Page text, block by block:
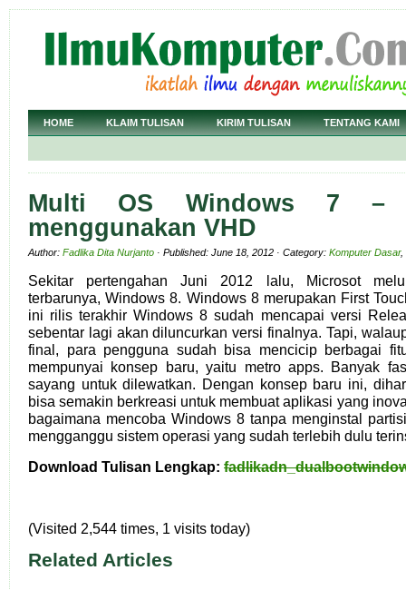
HOME KLAIM TULISAN KIRIM TULISAN TENTANG KAMI
Multi OS Windows 7 –
menggunakan VHD
Author: Fadlika Dita Nurjanto · Published: June 18, 2012 · Category: Komputer Dasar,
Sekitar pertengahan Juni 2012 lalu, Microsot
terbarunya, Windows 8. Windows 8 merupakan First
ini rilis terakhir Windows 8 sudah mencapai versi
sebentar lagi akan diluncurkan versi finalnya. Tapi,
final, para pengguna sudah bisa mencicip berbagai
mempunyai konsep baru, yaitu metro apps. Banyak
sayang untuk dilewatkan. Dengan konsep baru ini,
bisa semakin berkreasi untuk membuat aplikasi yang
bagaimana mencoba Windows 8 tanpa menginstal
mengganggu sistem operasi yang sudah terlebih dulu
Download Tulisan Lengkap:
(Visited 2,544 times, 1 visits today)
Related Articles